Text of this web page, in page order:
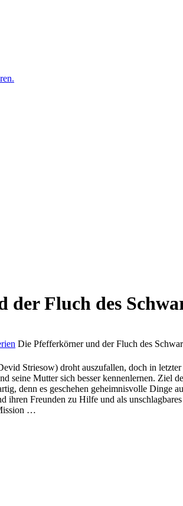
Fluch des
Die Pfefferkörner und der Fluch des
Striesow) droht auszufallen, doch in
seine Mutter sich besser kennenlernen.
denn es geschehen geheimnisvolle Dinge
ihren Freunden zu Hilfe und als
…